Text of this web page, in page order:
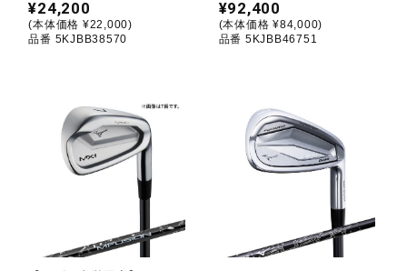
卓球
柔道
ウィンタースポーツ
¥24,200
(本体価格 ¥22,000)
品番 5KJBB38570
¥92,400
(本体価格 ¥84,000)
品番 5KJBB46751